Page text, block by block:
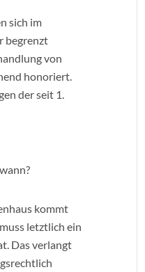
sich im
begrenzt
von
honoriert.
der seit 1.
kommt
letztlich ein
Das verlangt